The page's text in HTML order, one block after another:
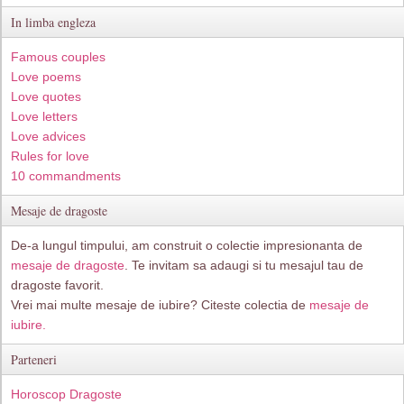
In limba engleza
Famous couples
Love poems
Love quotes
Love letters
Love advices
Rules for love
10 commandments
Mesaje de dragoste
De-a lungul timpului, am construit o colectie impresionanta de
mesaje de dragoste . Te invitam sa adaugi si tu mesajul tau de
dragoste favorit.
Vrei mai multe mesaje de iubire? Citeste colectia de mesaje de
iubire.
Parteneri
Horoscop Dragoste